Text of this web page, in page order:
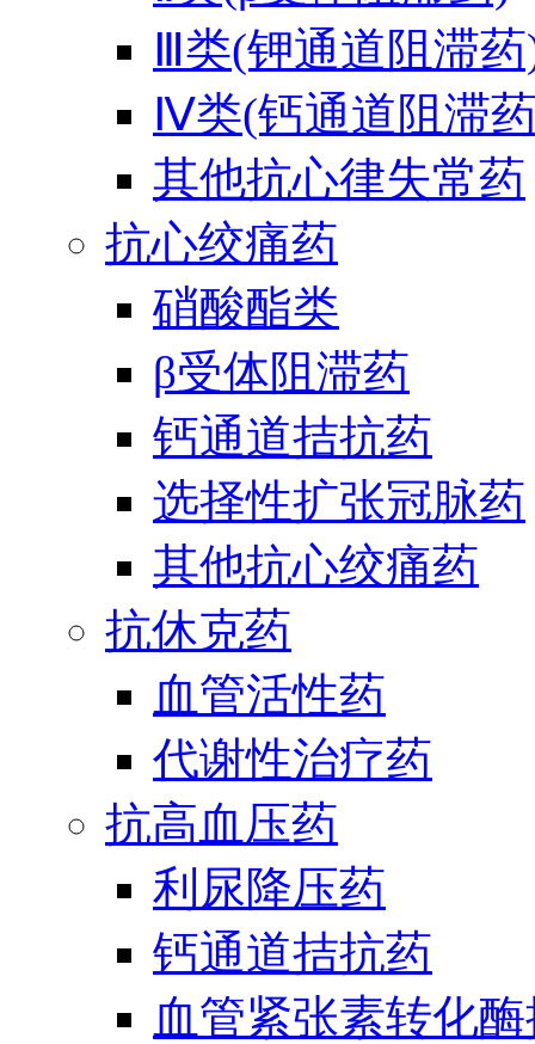
Ⅲ类(钾通道阻滞
Ⅳ类(钙通道阻滞
其他抗心律失常药
抗心绞痛药
硝酸酯类
β受体阻滞药
钙通道拮抗药
选择性扩张冠脉药
其他抗心绞痛药
抗休克药
血管活性药
代谢性治疗药
抗高血压药
利尿降压药
钙通道拮抗药
血管紧张素转化